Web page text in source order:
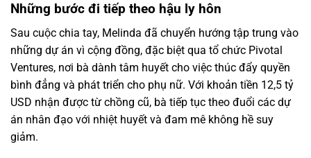
Những bước đi tiếp theo hậu ly hôn
Sau cuộc chia tay, Melinda đã chuyển hướng tập trung vào
những dự án vì cộng đồng, đặc biệt qua tổ chức Pivotal
Ventures, nơi bà dành tâm huyết cho việc thúc đẩy quyền
bình đẳng và phát triển cho phụ nữ. Với khoản tiền 12,5 tỷ
USD nhận được từ chồng cũ, bà tiếp tục theo đuổi các dự
án nhân đạo với nhiệt huyết và đam mê không hề suy
giảm.